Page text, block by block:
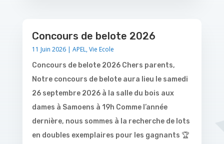
Concours de belote 2026
11 Juin 2026| APEL,Vie Ecole
Concours de belote 2026 Chers parents,
Notre concours de belote aura lieu le samedi
26 septembre 2026 à la salle du bois aux
dames à Samoens à 19h Comme l’année
dernière, nous sommes à la recherche de lots
en doubles exemplaires pour les gagnants 🏆